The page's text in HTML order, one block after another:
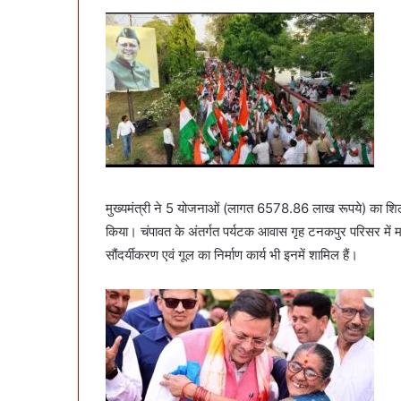
मुख्यमंत्री ने 5 योजनाओं (लागत 6578.86 लाख रूपये) का
किया। चंपावत के अंतर्गत पर्यटक आवास गृह टनकपुर परिसर में
सौंदर्यीकरण एवं गूल का निर्माण कार्य भी इनमें शामिल हैं।